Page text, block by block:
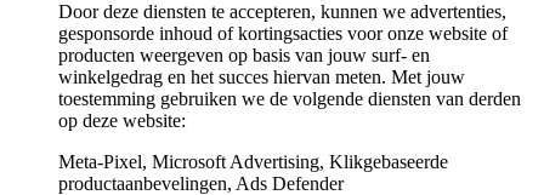
Door deze diensten te accepteren, kunnen we advertenties,
gesponsorde inhoud of kortingsacties voor onze website of
producten weergeven op basis van jouw surf- en
winkelgedrag en het succes hiervan meten. Met jouw
toestemming gebruiken we de volgende diensten van derden
op deze website:
Meta-Pixel, Microsoft Advertising, Klikgebaseerde
productaanbevelingen, Ads Defender